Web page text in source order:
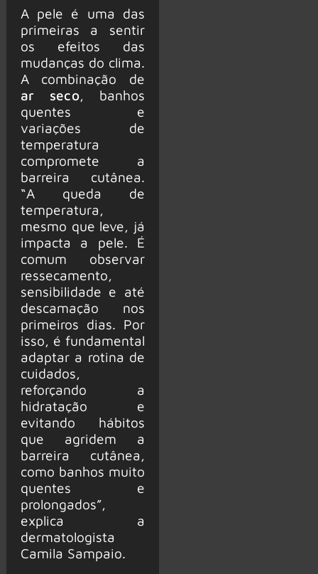
A pele é uma das
primeiras a sentir
os efeitos das
mudanças do clima.
A combinação de
ar seco, banhos
quentes e
variações de
temperatura
compromete a
barreira cutânea.
“A queda de
temperatura,
mesmo que leve, já
impacta a pele. É
comum observar
ressecamento,
sensibilidade e até
descamação nos
primeiros dias. Por
isso, é fundamental
adaptar a rotina de
cuidados,
reforçando a
hidratação e
evitando hábitos
que agridem a
barreira cutânea,
como banhos muito
quentes e
prolongados”,
explica a
dermatologista
Camila Sampaio.